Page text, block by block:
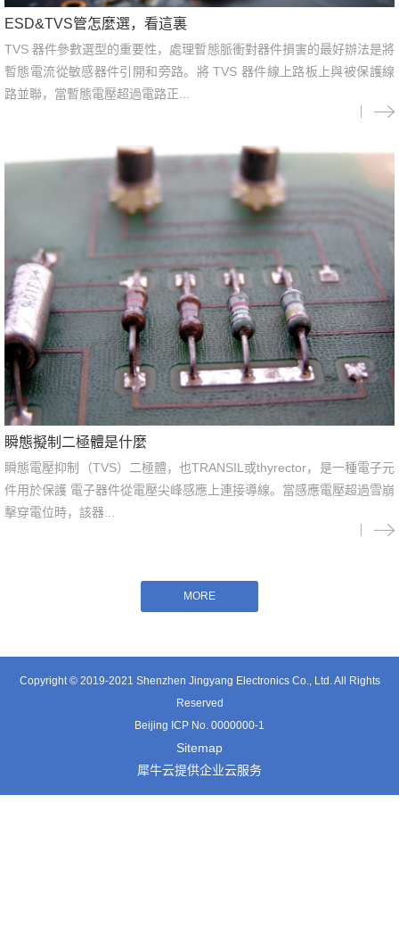
ESD&TVS管怎麼選，看這裏
TVS 器件參數選型的重要性，處理暫態脈衝對器件損害的最好辦法是將
暫態電流從敏感器件引開和旁路。將 TVS 器件線上路板上與被保護線
路並聯，當暫態電壓超過電路正...
瞬態擬制二極體是什麼
瞬態電壓抑制（TVS）二極體，也TRANSIL或thyrector，是一種電子元
件用於保護 電子器件從電壓尖峰感應上連接導線。當感應電壓超過雪崩
擊穿電位時，該器...
Copyright © 2019-2021 Shenzhen Jingyang Electronics Co., Ltd. All Rights
Reserved
Beijing ICP No. 0000000-1
Sitemap
犀牛云提供企业云服务